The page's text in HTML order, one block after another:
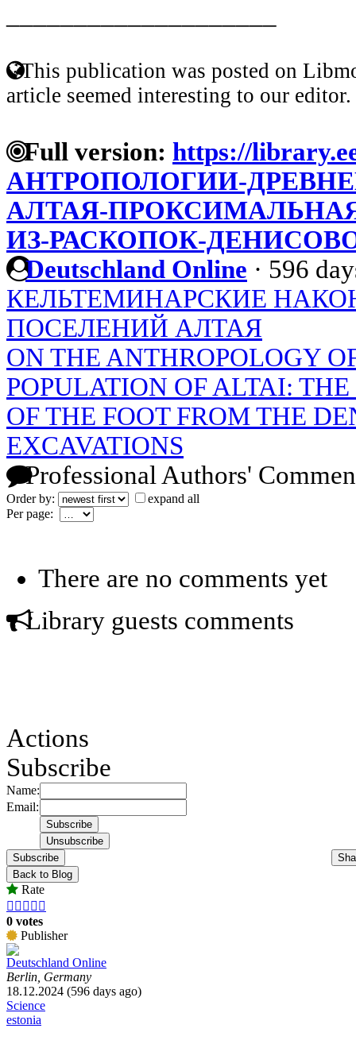
This publication was posted on
article seemed interesting to our editor.
Full version: https://
АНТРОПОЛОГИИ-
АЛТАЯ-
ИЗ-РАСКОПОК-
Deutschland Online · 596
КЕЛЬТЕМИНАРСКИЕ
ПОСЕЛЕНИЙ АЛТАЯ
ON THE ANTHROPOLOGY
POPULATION OF ALTAI:
OF THE FOOT FROM THE
EXCAVATIONS
Professional Authors'
Order by:
expand all
Per page:
There are no comments yet
Library guests comments
Actions
Subscribe
Name:
Email:
Subscribe
Back to Blog
Rate
    
0 votes
Publisher
Deutschland Online
Berlin, Germany
18.12.2024 (596 days ago)
Science
estonia